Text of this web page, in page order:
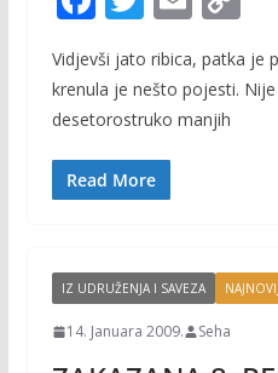
ac
e
b
o
o
w
itt
er
m
ai
l
p
Vidjevši jato ribica, patka je
krenula je nešto pojesti.
desetorostruko manjih
Read More
IZ UDRUŽENJA I SAVEZA
14. Januara 2009. Seha